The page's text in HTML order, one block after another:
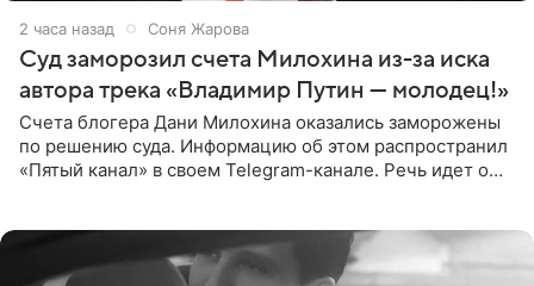
2 часа назад Соня Жарова
Суд заморозил счета Милохина из-за иска
автора трека «Владимир Путин — молодец!»
Счета блогера Дани Милохина оказались заморожены
по решению суда. Информацию об этом распространил
«Пятый канал» в своем Telegram-канале. Речь идет о